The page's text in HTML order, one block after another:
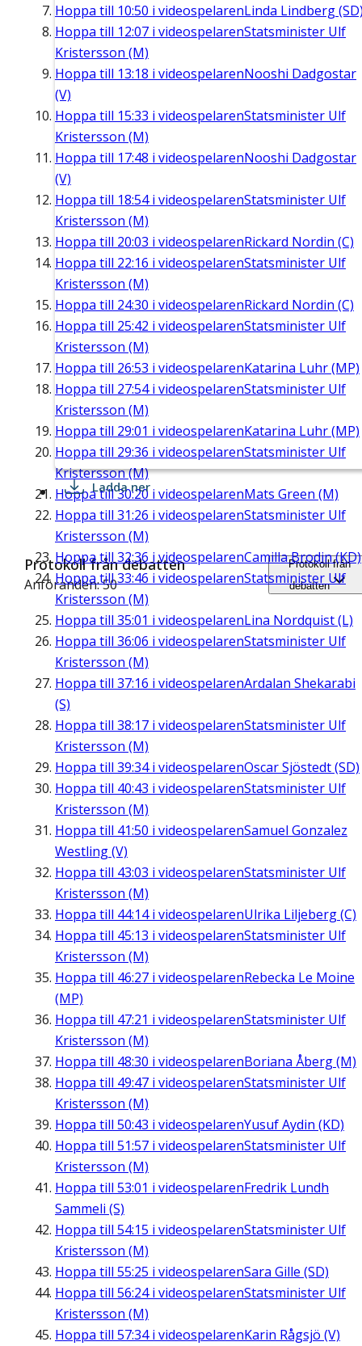
Hoppa till 10:50 i videospelarenLinda Lindberg
Hoppa till 12:07 i videospelarenStatsminister Ulf
Kristersson (M)
Hoppa till 13:18 i videospelarenNooshi Dadgostar
(V)
Hoppa till 15:33 i videospelarenStatsminister Ulf
Kristersson (M)
Hoppa till 17:48 i videospelarenNooshi Dadgostar
(V)
Hoppa till 18:54i videospelarenStatsminister Ulf
Kristersson (M)
Hoppa till 20:03 i videospelarenRickard Nordin (C)
Hoppa till 22:16 i videospelarenStatsminister Ulf
Kristersson (M)
Hoppa till 24:30 i videospelarenRickard Nordin (C)
Hoppa till 25:42 i videospelarenStatsminister Ulf
Kristersson (M)
Hoppa till 26:53 i videospelarenKatarina Luhr (MP)
Hoppa till 27:54i videospelarenStatsminister Ulf
Kristersson (M)
Hoppa till 29:01 i videospelarenKatarina Luhr (MP)
Hoppa till 29:36 i videospelarenStatsminister Ulf
Kristersson (M)
Hoppa till30:20 i videospelarenMats Green (M)
Hoppa till 31:26 i videospelarenStatsminister Ulf
Kristersson (M)
Hoppa till 32:36 i videospelarenCamilla Brodin (KD)
Hoppa till33:46 i videospelarenStatsminister Ulf
Kristersson (M)
Hoppa till 35:01 i videospelarenLina Nordquist (L)
Hoppa till 36:06 i videospelarenStatsminister Ulf
Kristersson (M)
Hoppa till 37:16 i videospelarenArdalan Shekarabi
(S)
Hoppa till 38:17 i videospelarenStatsminister Ulf
Kristersson (M)
Hoppa till 39:34i videospelarenOscar Sjöstedt (SD)
Hoppa till 40:43 i videospelarenStatsminister Ulf
Kristersson (M)
Hoppa till 41:50 i videospelarenSamuel Gonzalez
Westling (V)
Hoppa till 43:03 i videospelarenStatsminister Ulf
Kristersson (M)
Hoppa till 44:14i videospelarenUlrika Liljeberg (C)
Hoppa till 45:13 i videospelarenStatsminister Ulf
Kristersson (M)
Hoppa till 46:27 i videospelarenRebecka Le Moine
(MP)
Hoppa till 47:21 i videospelarenStatsminister Ulf
Kristersson (M)
Hoppa till 48:30 i videospelarenBoriana Åberg (M)
Hoppa till 49:47 i videospelarenStatsminister Ulf
Kristersson (M)
Hoppa till 50:43 i videospelarenYusuf Aydin (KD)
Hoppa till 51:57 i videospelarenStatsminister Ulf
Kristersson (M)
Hoppa till 53:01 i videospelarenFredrik Lundh
Sammeli (S)
Hoppa till 54:15 i videospelarenStatsminister Ulf
Kristersson (M)
Hoppa till 55:25 i videospelarenSara Gille (SD)
Hoppa till 56:24i videospelarenStatsminister Ulf
Kristersson (M)
Hoppa till 57:34i videospelarenKarin Rågsjö (V)
Ladda ner
Protokoll från debatten
Anföranden: 50
Protokoll från
debatten